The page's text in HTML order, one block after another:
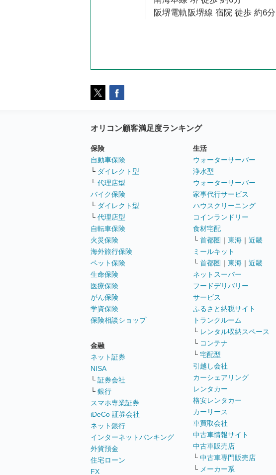
阪堺電軌阪堺線 宿院 徒歩 約6分
オリコン顧客満足度ランキング
保険
自動車保険
└ ダイレクト型
└ 代理店型
バイク保険
└ ダイレクト型
└ 代理店型
自転車保険
火災保険
海外旅行保険
ペット保険
生命保険
医療保険
がん保険
学資保険
保険相談ショップ
金融
ネット証券
NISA
└ 証券会社
└ 銀行
スマホ専業証券
iDeCo 証券会社
ネット銀行
インターネットバンキング
外貨預金
住宅ローン
FX
生活
ウォーターサーバー
浄水型
ウォーターサーバー
家事代行サービス
ハウスクリーニング
コインランドリー
食材宅配
└ 首都圏 ｜ 東海 ｜ 近畿
ミールキット
└ 首都圏 ｜ 東海 ｜ 近畿
ネットスーパー
フードデリバリー
サービス
ふるさと納税サイト
トランクルーム
└ レンタル収納スペース
└ コンテナ
└ 宅配型
引越し会社
カーシェアリング
レンタカー
格安レンタカー
カーリース
車買取会社
中古車情報サイト
中古車販売店
└ 中古車専門販売店
└ メーカー系